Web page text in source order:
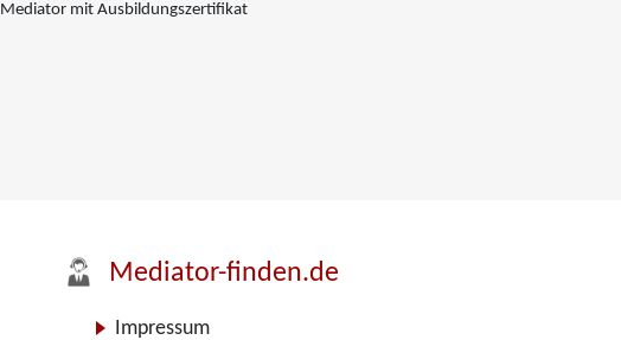
Mediator mit Ausbildungszertifikat
Mediator-finden.de
Impressum